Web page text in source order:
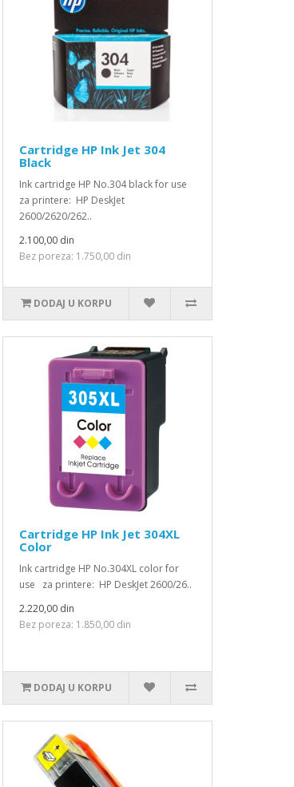
Cartridge HP Ink Jet 304
Black
Ink cartridge HP No.304 black for use
za printere: HP DeskJet
2600/2620/262..
2.100,00 din
Bez poreza: 1.750,00 din
DODAJ U KORPU
Cartridge HP Ink Jet 304XL
Color
Ink cartridge HP No.304XL color for
use za printere: HP DeskJet 2600/26..
2.220,00 din
Bez poreza: 1.850,00 din
DODAJ U KORPU